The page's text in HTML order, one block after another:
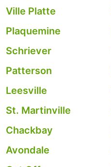
Ville Platte
Plaquemine
Schriever
Patterson
Leesville
St. Martinville
Chackbay
Avondale